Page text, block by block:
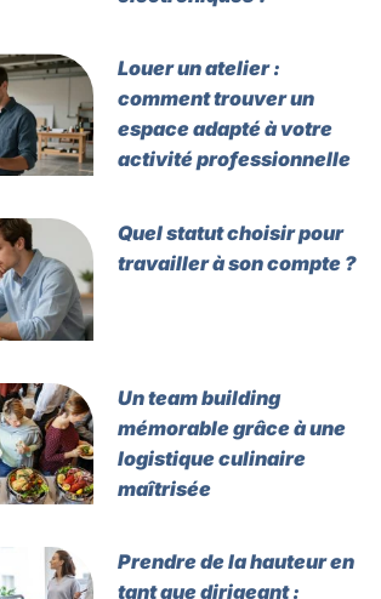
Louer un atelier :
comment trouver un
espace adapté à votre
activité professionnelle
Quel statut choisir pour
travailler à son compte ?
Un team building
mémorable grâce à une
logistique culinaire
maîtrisée
Prendre de la hauteur en
tant que dirigeant :